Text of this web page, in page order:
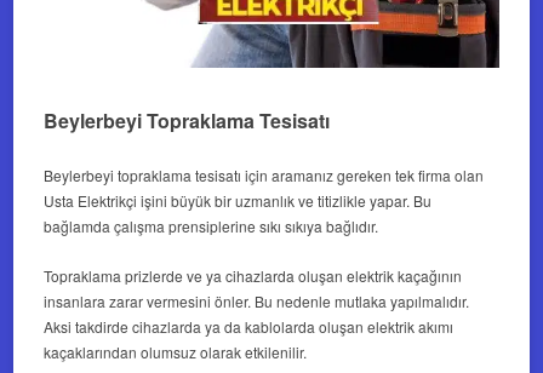
Beylerbeyi Topraklama Tesisatı
Beylerbeyi topraklama tesisatı için aramanız gereken tek firma olan
Usta Elektrikçi işini büyük bir uzmanlık ve titizlikle yapar. Bu
bağlamda çalışma prensiplerine sıkı sıkıya bağlıdır.
Topraklama prizlerde ve ya cihazlarda oluşan elektrik kaçağının
insanlara zarar vermesini önler. Bu nedenle mutlaka yapılmalıdır.
Aksi takdirde cihazlarda ya da kablolarda oluşan elektrik akımı
kaçaklarından olumsuz olarak etkilenilir.